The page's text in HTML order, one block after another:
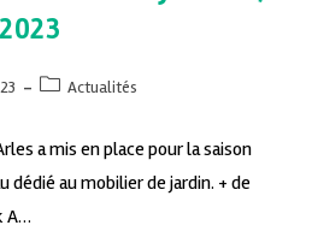
Actualités
a mis en place pour la saison
dédié au mobilier de jardin. + de
A…